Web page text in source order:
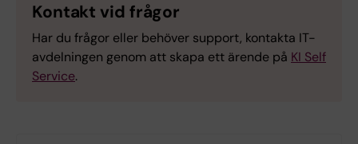
Kontakt vid frågor
Har du frågor eller behöver support, kontakta IT-
avdelningen genom att skapa ett ärende på KI Self
Service.